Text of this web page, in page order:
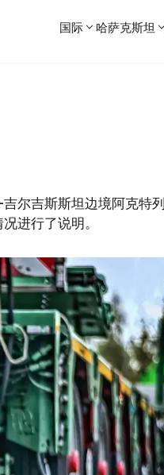
国际 哈萨克斯坦
尔吉斯斯坦边境阿克特列
进行了说明。